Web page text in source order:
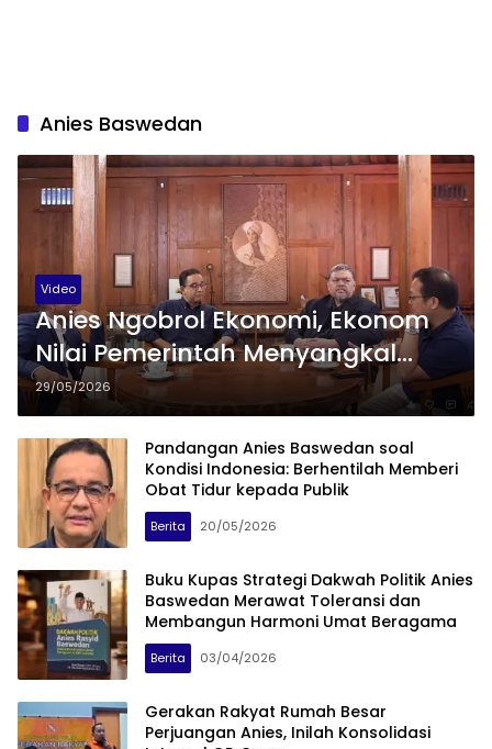
Anies Baswedan
Video
Anies Ngobrol Ekonomi, Ekonom
Nilai Pemerintah Menyangkal
Krisis saat Rupiah Melemah dan
Ruang Fiskal Menyempit
29/05/2026
Pandangan Anies Baswedan soal
Kondisi Indonesia: Berhentilah Memberi
Obat Tidur kepada Publik
Berita 20/05/2026
Buku Kupas Strategi Dakwah Politik Anies
Baswedan Merawat Toleransi dan
Membangun Harmoni Umat Beragama
Berita 03/04/2026
Gerakan Rakyat Rumah Besar
Perjuangan Anies, Inilah Konsolidasi